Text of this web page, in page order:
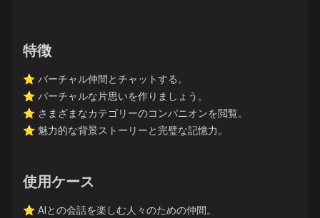
特徴
⭐️ バーチャル仲間とチャットする。
⭐️ バーチャルな片思いを作りましょう。
⭐️ さまざまなカテゴリーのコンパニオンを閲覧。
⭐️ 魅力的な背景ストーリーと完璧な記憶力。
使用ケース
⭐️ AIとの会話を楽しむ人々のための仲間。